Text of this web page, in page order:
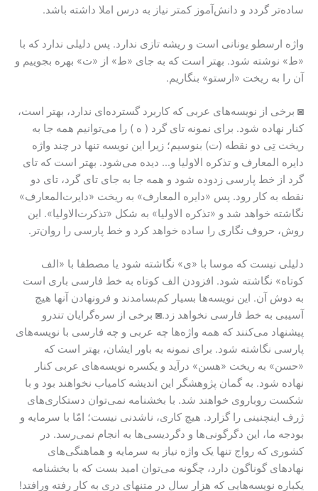
ساده‌تر گردد و دانش‌آموز کمتر نیاز به درس املا داشته باشد.
واژه ارسطو یونانی است و ریشه تازی ندارد. پس دلیلی ندارد که با
«ط» نوشته شود. بهتر است که به جای «ط» از «ت» بهره بجوییم و
آن را به ریخت «ارستو» بنگاریم.
◙ برخی از نویسه‌های عربی که کاربرد گسترده‌ای ندارد، بهتر است،
کنار نهاده شود. برای نمونه تای گرد ( ه ) را می‌توانیم همه جا به
ریخت تِی دو نقطه (ت) بنوسیم؛ زیرا این نویسه تنها در چند واژه
دایره المعارف و تذکره الاولیا و… دیده می‌شود. بهتر است که تای
گرد از خط پارسی زدوده شود و همه جا به جای تای گرد، تای دو
نقطه به کار رود. پس «دایره المعارف» به ریخت «دایرت‌المعارف»
نگاشته خواهد شد و «تذکره الاولیا» به شکل «تذکرت‌الاولیا». این
روش، حروف نگاری را ساده خواهد کرد و خط پارسی را روان‌تر.
دلیلی نیست که موسا با «ی» نگاشته شود یا مصطفا با «الف
کوتاه» نگاشته شود. افزودن الف کوتاه به خط فارسی باری است
به دوش آن. این نویسه‌ها بسیار کم‌بسامدند و فرونهادن آنها هیچ
آسیبی به خط فارسی نخواهد زد.◙ برخی از سره‌گرایان تندرو
پیشنهاد می‌کنند که همه واژه‌ها چه عربی و چه فارسی با نویسه‌های
پارسی نگاشته شود. برای نمونه به باور ایشان، بهتر است که
«حسن» به ریخت «هسن» درآید و یکسره نویسه‌های عربی کنار
نهاده شود. به گمان پژوهشگر این اندیشه‌ کامیاب نخواهند بود و با
شکست روباروی خواهند شد. با بخشنامه نمی‌توان دستکاری‌های
ژرف اینچنینی را گزارد. هیچ کاری، ناشدنی نیست؛ امّا با سرمایه و
بودجه ما، این دگرگونی‌ها و دگردیسی‌‌ها به انجام نمی‌رسد. در
کشوری که رواج تنها یک واژه نیاز به سرمایه و هماهنگی‌های
نهادهای گوناگون دارد، چگونه می‌توان امید بست که با بخشنامه
یکباره نویسه‌هایی که هزار سال در متنهای دری به کار رفته ورافتد!